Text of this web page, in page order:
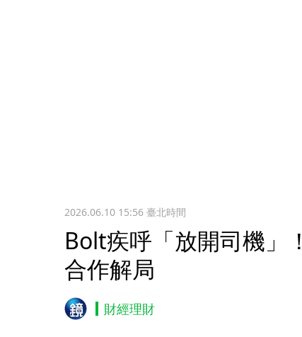
2026.06.10 15:56臺北時間
Bolt疾呼「放開司機
合作解局
財經理財